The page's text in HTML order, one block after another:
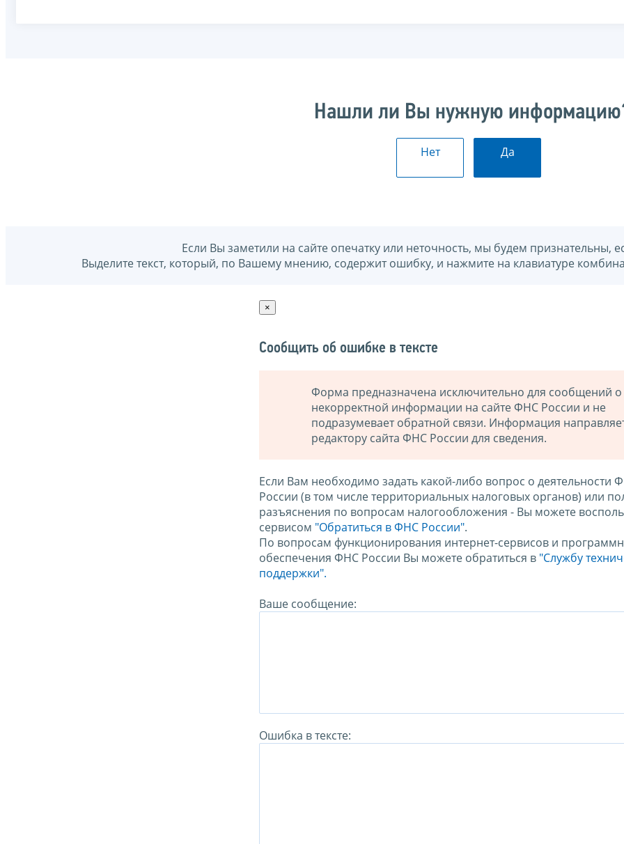
Нашли ли Вы нужную
Нет Да
Если Вы заметили на сайте опечатку или неточность, мы будем признательны,
Выделите текст, который, по Вашему мнению, содержит ошибку, и нажмите на клавиатуре
×
Сообщить об ошибке в тексте
Форма предназначена исключительно для сообщений о
некорректной информации на сайте ФНС России и не
подразумевает обратной связи. Информация
редактору сайта ФНС России для сведения.
Если Вам необходимо задать какой-либо вопрос о деятельности
России (в том числе территориальных налоговых органов) или
разъяснения по вопросам налогообложения - Вы можете
сервисом "Обратиться в ФНС России".
По вопросам функционирования интернет-сервисов и
обеспечения ФНС России Вы можете обратиться в "Службу
поддержки".
Ваше сообщение:
Ошибка в тексте: